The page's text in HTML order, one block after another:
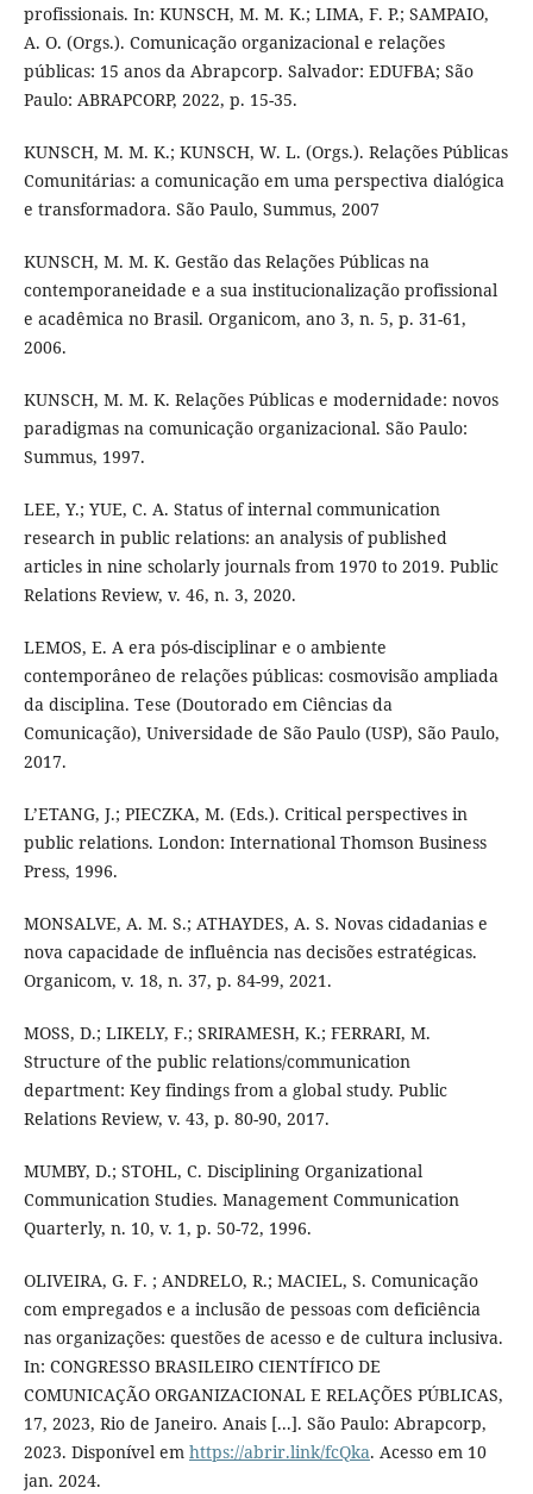
profissionais. In: KUNSCH, M. M. K.; LIMA, F. P.; SAMPAIO,
A. O. (Orgs.). Comunicação organizacional e relações
públicas: 15 anos da Abrapcorp. Salvador: EDUFBA; São
Paulo: ABRAPCORP, 2022, p. 15-35.
KUNSCH, M. M. K.; KUNSCH, W. L. (Orgs.). Relações Públicas
Comunitárias: a comunicação em uma perspectiva dialógica
e transformadora. São Paulo, Summus, 2007
KUNSCH, M. M. K. Gestão das Relações Públicas na
contemporaneidade e a sua institucionalização profissional
e acadêmica no Brasil. Organicom, ano 3, n. 5, p. 31-61,
2006.
KUNSCH, M. M. K. Relações Públicas e modernidade: novos
paradigmas na comunicação organizacional. São Paulo:
Summus, 1997.
LEE, Y.; YUE, C. A. Status of internal communication
research in public relations: an analysis of published
articles in nine scholarly journals from 1970 to 2019. Public
Relations Review, v. 46, n. 3, 2020.
LEMOS, E. A era pós-disciplinar e o ambiente
contemporâneo de relações públicas: cosmovisão ampliada
da disciplina. Tese (Doutorado em Ciências da
Comunicação), Universidade de São Paulo (USP), São Paulo,
2017.
L’ETANG, J.; PIECZKA, M. (Eds.). Critical perspectives in
public relations. London: International Thomson Business
Press, 1996.
MONSALVE, A. M. S.; ATHAYDES, A. S. Novas cidadanias e
nova capacidade de influência nas decisões estratégicas.
Organicom, v. 18, n. 37, p. 84-99, 2021.
MOSS, D.; LIKELY, F.; SRIRAMESH, K.; FERRARI, M.
Structure of the public relations/communication
department: Key findings from a global study. Public
Relations Review, v. 43, p. 80-90, 2017.
MUMBY, D.; STOHL, C. Disciplining Organizational
Communication Studies. Management Communication
Quarterly, n. 10, v. 1, p. 50-72, 1996.
OLIVEIRA, G. F. ; ANDRELO, R.; MACIEL, S. Comunicação
com empregados e a inclusão de pessoas com deficiência
nas organizações: questões de acesso e de cultura inclusiva.
In: CONGRESSO BRASILEIRO CIENTÍFICO DE
COMUNICAÇÃO ORGANIZACIONAL E RELAÇÕES PÚBLICAS,
17, 2023, Rio de Janeiro. Anais [...]. São Paulo: Abrapcorp,
2023. Disponível em https://abrir.link/fcQka. Acesso em 10
jan. 2024.